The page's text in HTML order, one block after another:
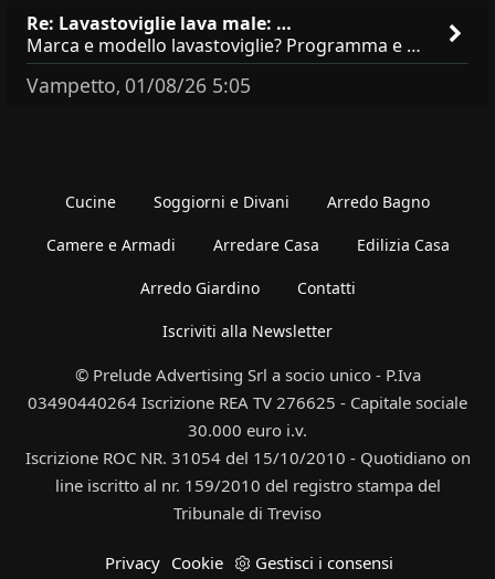
Re: Lavastoviglie lava male: …
Marca e modello lavastoviglie? Programma e Deterisvo utilizzato ? Decalcificatore è regolato in in base alla durezza
Vampetto, 01/08/26 5:05
Cucine Soggiorni e Divani Arredo Bagno
Camere e Armadi Arredare Casa Edilizia Casa
Arredo Giardino Contatti
Iscriviti alla Newsletter
© Prelude Advertising Srl a socio unico - P.Iva
03490440264 Iscrizione REA TV 276625 - Capitale sociale
30.000 euro i.v.
Iscrizione ROC NR. 31054 del 15/10/2010 - Quotidiano on
line iscritto al nr. 159/2010 del registro stampa del
Tribunale di Treviso
Privacy Cookie Gestisci i consensi